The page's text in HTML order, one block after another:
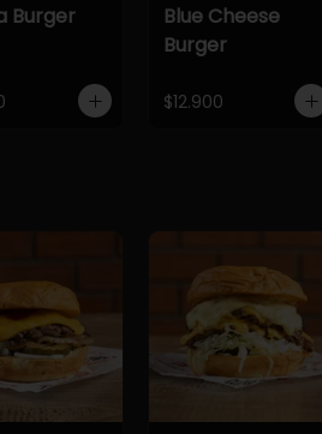
Burger
Blue Cheese
Burger
$12.900